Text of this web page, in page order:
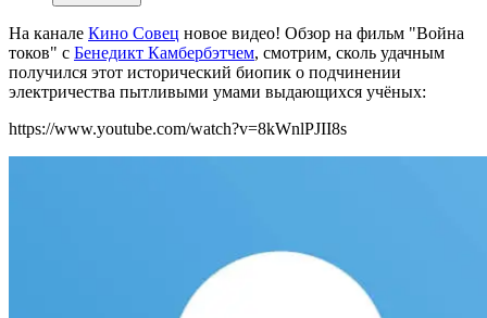
На канале Кино Совец новое видео! Обзор на фильм "Война
токов" с Бенедикт Камбербэтчем, смотрим, сколь удачным
получился этот исторический биопик о подчинении
электричества пытливыми умами выдающихся учёных:
https://www.youtube.com/watch?v=8kWnlPJII8s